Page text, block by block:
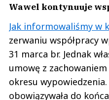
Wawel kontynuuje
Jak informowaliśmy w
zerwaniu współpracy
31 marca br. Jednak
umowę z
okresu
obowiązywała do